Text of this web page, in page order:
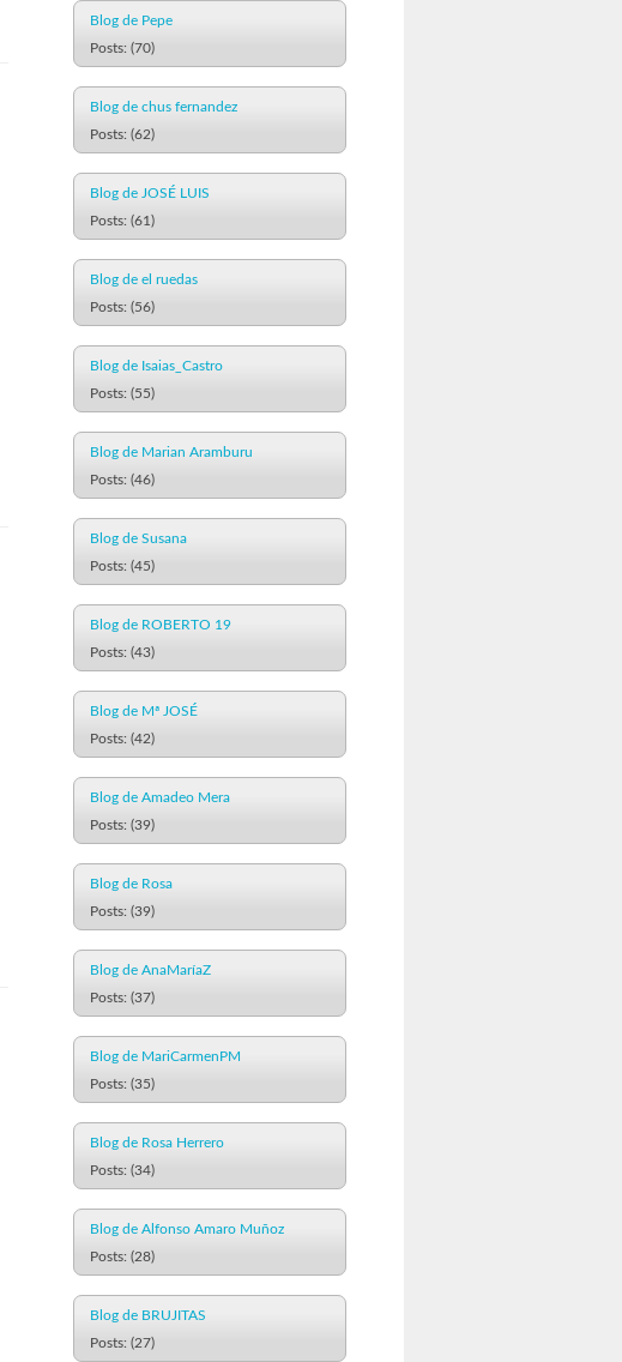
Blog de Pepe
Posts: (70)
Blog de chus fernandez
Posts: (62)
Blog de JOSÉ LUIS
Posts: (61)
Blog de el ruedas
Posts: (56)
Blog de Isaias_Castro
Posts: (55)
Blog de Marian Aramburu
Posts: (46)
Blog de Susana
Posts: (45)
Blog de ROBERTO 19
Posts: (43)
Blog de Mª JOSÉ
Posts: (42)
Blog de Amadeo Mera
Posts: (39)
Blog de Rosa
Posts: (39)
Blog de AnaMaríaZ
Posts: (37)
Blog de MariCarmenPM
Posts: (35)
Blog de Rosa Herrero
Posts: (34)
Blog de Alfonso Amaro Muñoz
Posts: (28)
Blog de BRUJITAS
Posts: (27)